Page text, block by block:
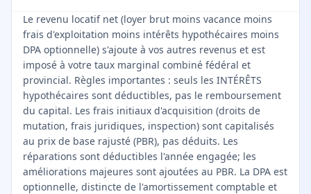
Le revenu locatif net (loyer brut moins vacance moins
frais d'exploitation moins intérêts hypothécaires moins
DPA optionnelle) s'ajoute à vos autres revenus et est
imposé à votre taux marginal combiné fédéral et
provincial. Règles importantes : seuls les INTÉRÊTS
hypothécaires sont déductibles, pas le remboursement
du capital. Les frais initiaux d'acquisition (droits de
mutation, frais juridiques, inspection) sont capitalisés
au prix de base rajusté (PBR), pas déduits. Les
réparations sont déductibles l'année engagée; les
améliorations majeures sont ajoutées au PBR. La DPA est
optionnelle, distincte de l'amortissement comptable et